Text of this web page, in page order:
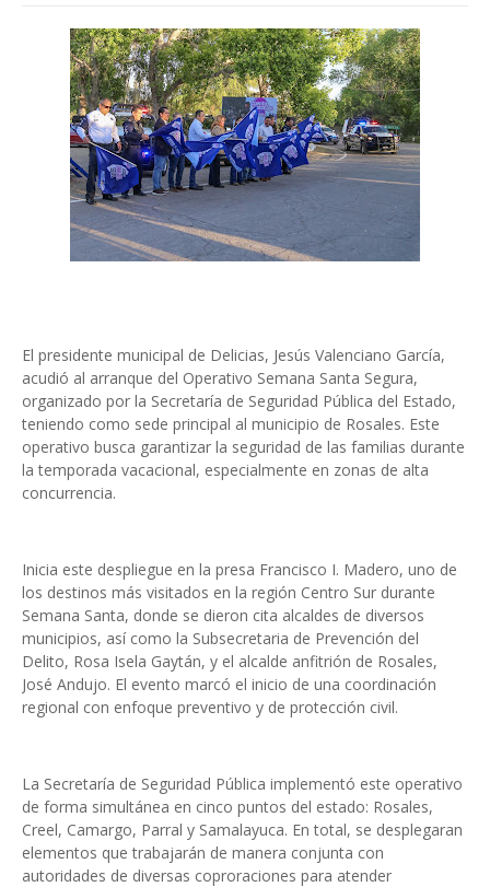
El presidente municipal de Delicias, Jesús Valenciano García,
acudió al arranque del Operativo Semana Santa Segura,
organizado por la Secretaría de Seguridad Pública del Estado,
teniendo como sede principal al municipio de Rosales. Este
operativo busca garantizar la seguridad de las familias durante
la temporada vacacional, especialmente en zonas de alta
concurrencia.
Inicia este despliegue en la presa Francisco I. Madero, uno de
los destinos más visitados en la región Centro Sur durante
Semana Santa, donde se dieron cita alcaldes de diversos
municipios, así como la Subsecretaria de Prevención del
Delito, Rosa Isela Gaytán, y el alcalde anfitrión de Rosales,
José Andujo. El evento marcó el inicio de una coordinación
regional con enfoque preventivo y de protección civil.
La Secretaría de Seguridad Pública implementó este operativo
de forma simultánea en cinco puntos del estado: Rosales,
Creel, Camargo, Parral y Samalayuca. En total, se desplegaran
elementos que trabajarán de manera conjunta con
autoridades de diversas coproraciones para atender